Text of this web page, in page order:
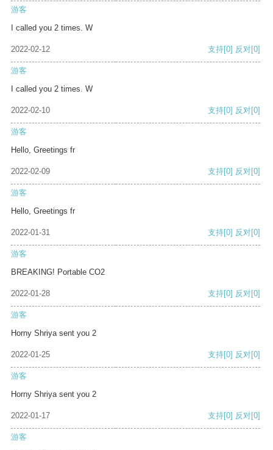
游客
I called you 2 times. W
2022-02-12 支持[0] 反对[0]
游客
I called you 2 times. W
2022-02-10 支持[0] 反对[0]
游客
Hello, Greetings fr
2022-02-09 支持[0] 反对[0]
游客
Hello, Greetings fr
2022-01-31 支持[0] 反对[0]
游客
BREAKING! Portable CO2
2022-01-28 支持[0] 反对[0]
游客
Horny Shriya sent you 2
2022-01-25 支持[0] 反对[0]
游客
Horny Shriya sent you 2
2022-01-17 支持[0] 反对[0]
游客